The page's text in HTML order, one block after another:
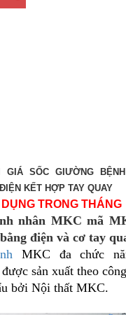
GIÁ SỐC GIƯỜNG
KẾT HỢP TAY QUAY
TRONG THÁNG
nhân MKC mã
điện và cơ tay
MKC đa chức
sản xuất theo
bởi Nội thất MKC.